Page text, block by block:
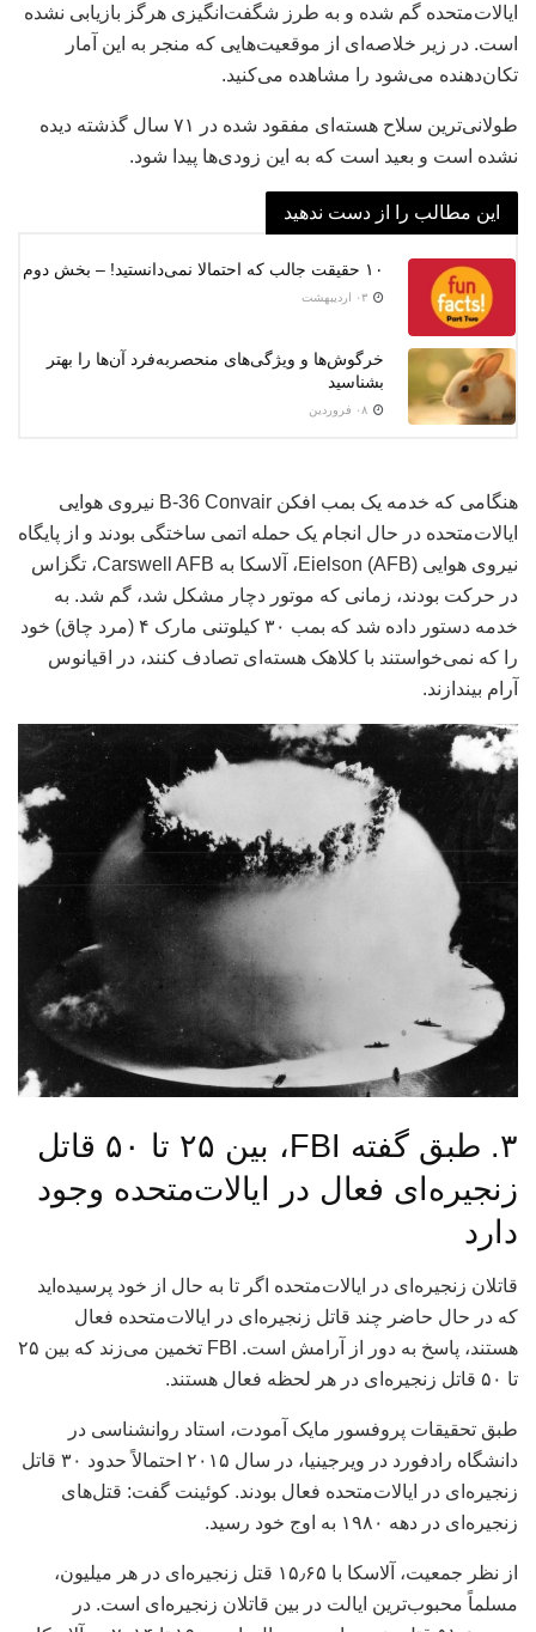
ایالات‌متحده گم شده و به طرز شگفت‌انگیزی هرگز بازیابی نشده
است. در زیر خلاصه‌ای از موقعیت‌هایی که منجر به این آمار
تکان‌دهنده می‌شود را مشاهده می‌کنید.
طولانی‌ترین سلاح هسته‌ای مفقود شده در ۷۱ سال گذشته دیده
نشده است و بعید است که به این زودی‌ها پیدا شود.
این مطالب را از دست ندهید
۱۰ حقیقت جالب که احتمالا نمی‌دانستید! – بخش دوم
خرگوش‌ها و ویژگی‌های منحصربه‌فرد آن‌ها را بهتر
بشناسید
هنگامی که خدمه یک بمب افکن B-36 Convair نیروی هوایی
ایالات‌متحده در حال انجام یک حمله اتمی ساختگی بودند و از پایگاه
نیروی هوایی Eielson (AFB)، آلاسکا به Carswell AFB، تگزاس
در حرکت بودند، زمانی که موتور دچار مشکل شد، گم شد. به
خدمه دستور داده شد که بمب ۳۰ کیلوتنی مارک ۴ (مرد چاق) خود
را که نمی‌خواستند با کلاهک هسته‌ای تصادف کنند، در اقیانوس
آرام بیندازند.
۳. طبق گفته FBI، بین ۲۵ تا ۵۰ قاتل
زنجیره‌ای فعال در ایالات‌متحده وجود
دارد
قاتلان زنجیره‌ای در ایالات‌متحده اگر تا به حال از خود پرسیده‌اید
که در حال حاضر چند قاتل زنجیره‌ای در ایالات‌متحده فعال
هستند، پاسخ به دور از آرامش است. FBI تخمین می‌زند که بین ۲۵
تا ۵۰ قاتل زنجیره‌ای در هر لحظه فعال هستند.
طبق تحقیقات پروفسور مایک آمودت، استاد روانشناسی در
دانشگاه رادفورد در ویرجینیا، در سال ۲۰۱۵ احتمالاً حدود ۳۰ قاتل
زنجیره‌ای در ایالات‌متحده فعال بودند. کوئینت گفت: قتل‌های
زنجیره‌ای در دهه ۱۹۸۰ به اوج خود رسید.
از نظر جمعیت، آلاسکا با ۱۵٫۶۵ قتل زنجیره‌ای در هر میلیون،
مسلماً محبوب‌ترین ایالت در بین قاتلان زنجیره‌ای است. در